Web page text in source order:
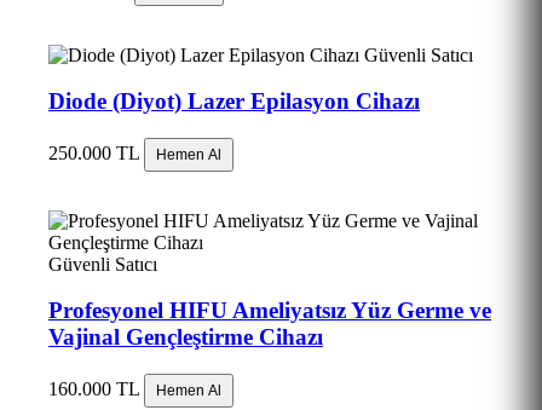
Güvenli Satıcı
Diode (Diyot) Lazer Epilasyon Cihazı
250.000 TL Hemen Al
Güvenli Satıcı
Profesyonel HIFU Ameliyatsız Yüz Germe ve
Vajinal Gençleştirme Cihazı
160.000 TL Hemen Al